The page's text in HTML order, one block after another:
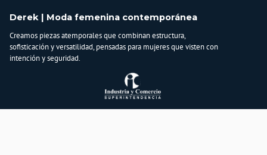
Derek | Moda femenina contemporánea
Creamos piezas atemporales que combinan estructura,
sofisticación y versatilidad, pensadas para mujeres que visten con
intención y seguridad.